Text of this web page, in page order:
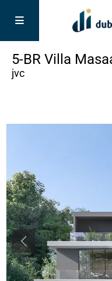
5-BR Villa
jvc
Previous